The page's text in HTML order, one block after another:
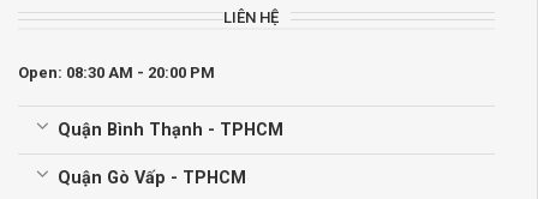
LIÊN HỆ
Open: 08:30 AM - 20:00 PM
Quận Bình Thạnh - TPHCM
Quận Gò Vấp - TPHCM